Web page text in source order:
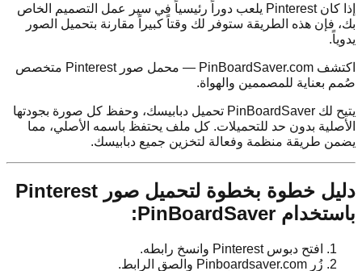
إذا كان Pinterest يلعب دوراً رئيسياً في سير عمل التصميم الخاص
بك، فإن هذه الطريقة ستوفر لك وقتاً كبيراً مقارنة بتحميل الصور
يدوياً.
اكتشف PinBoardSaver.com — محمل صور Pinterest متخصص
صُمم بعناية للمصممين والهواة.
يتيح لك PinBoardSaver تحميل دبابيسك، وحفظ كل صورة بجودتها
الأصلية بدون حد للتحميلات. كل ملف يحتفظ باسمه الأصلي، مما
يضمن طريقة منظمة وفعالة لتخزين جميع دبابيسك.
دليل خطوة بخطوة لتحميل صور Pinterest
باستخدام PinBoardSaver:
افتح دبوس Pinterest وانسخ رابطه.
زُر Pinboardsaver.com والصق الرابط.